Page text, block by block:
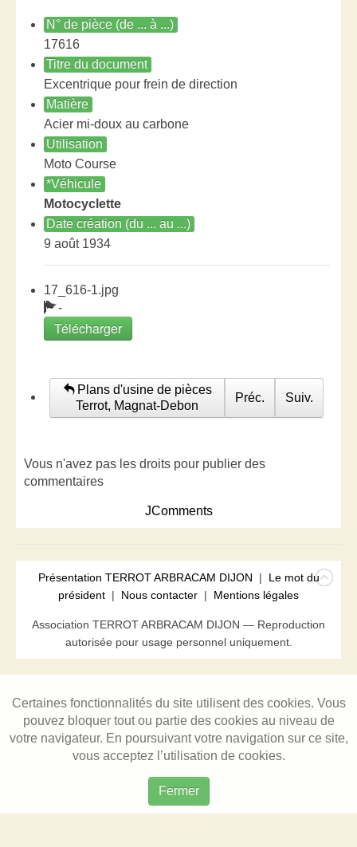
N° de pièce (de ... à ...)
17616
Titre du document
Excentrique pour frein de direction
Matière
Acier mi-doux au carbone
Utilisation
Moto Course
*Véhicule
Motocyclette
Date création (du ... au ...)
9 août 1934
17_616-1.jpg
-
Télécharger
Plans d'usine de pièces
Terrot, Magnat-Debon
Préc. Suiv.
Vous n'avez pas les droits pour publier des
commentaires
JComments
Présentation TERROT ARBRACAM DIJON | Le mot du
président | Nous contacter | Mentions légales
Association TERROT ARBRACAM DIJON — Reproduction
autorisée pour usage personnel uniquement.
Certaines fonctionnalités du site utilisent des cookies. Vous
pouvez bloquer tout ou partie des cookies au niveau de
votre navigateur. En poursuivant votre navigation sur ce site,
vous acceptez l’utilisation de cookies.
Fermer